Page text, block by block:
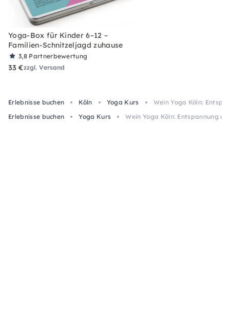
Yoga-Box für Kinder 6–12 –
Familien-Schnitzeljagd zuhause
3,8 Partnerbewertung
33 €zzgl. Versand
Erlebnisse buchen Köln Yoga Kurs
Wein Yoga Köln:
Erlebnisse buchen
Yoga Kurs Wein Yoga Köln: Entspannung